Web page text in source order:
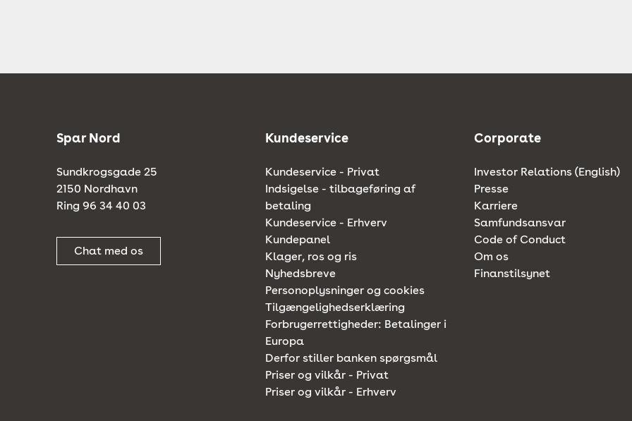
Spar Nord
Sundkrogsgade 25
2150 Nordhavn
Ring 96 34 40 03
Chat med os
Kundeservice
Kundeservice - Privat
Indsigelse - tilbageføring af
betaling
Kundeservice - Erhverv
Kundepanel
Klager, ros og ris
Nyhedsbreve
Personoplysninger og cookies
Tilgængelighedserklæring
Forbrugerrettigheder: Betalinger i
Europa
Derfor stiller banken spørgsmål
Priser og vilkår - Privat
Priser og vilkår - Erhverv
Corporate
Investor Relations (English)
Presse
Karriere
Samfundsansvar
Code of Conduct
Om os
Finanstilsynet